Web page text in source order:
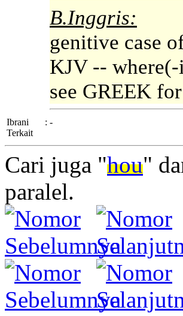
B.Inggris:
genitive case
KJV --
see GREEK for
Ibrani
Terkait
: -
Cari juga "hou"
paralel.